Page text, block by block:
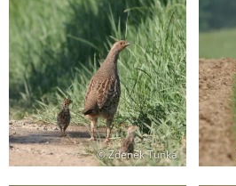
© Zdenek Tunka